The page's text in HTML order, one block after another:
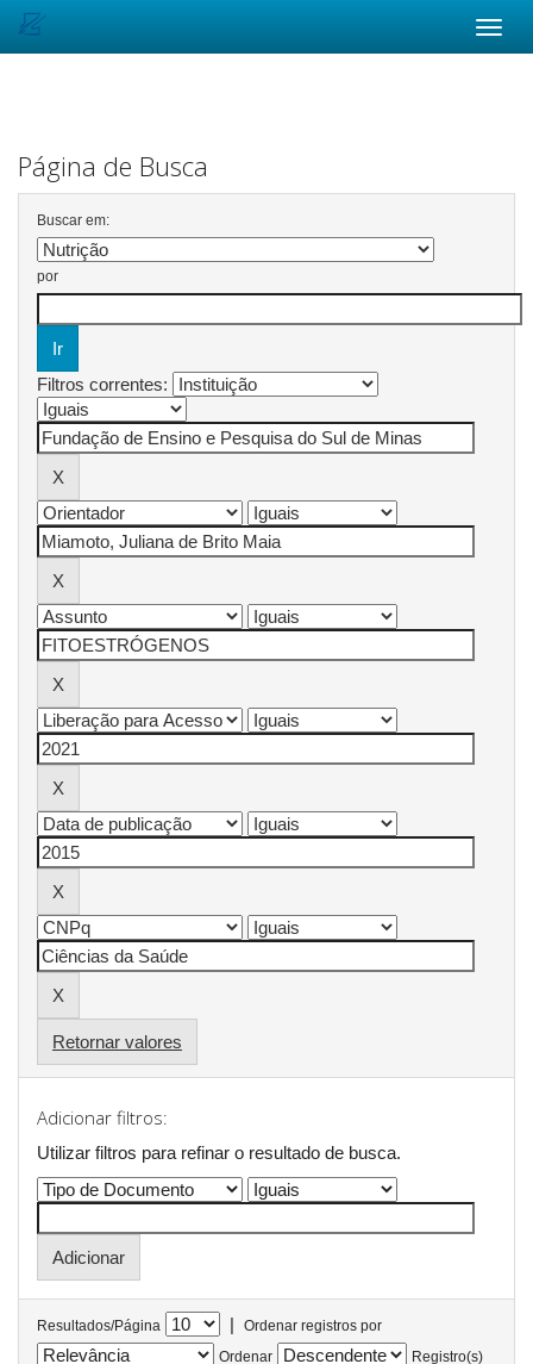
Página de Busca
Buscar em:
por
Filtros correntes:
Retornar valores
Adicionar filtros:
Utilizar filtros para refinar o resultado de busca.
Resultados/Página |
Ordenar registros por
Ordenar
Registro(s)